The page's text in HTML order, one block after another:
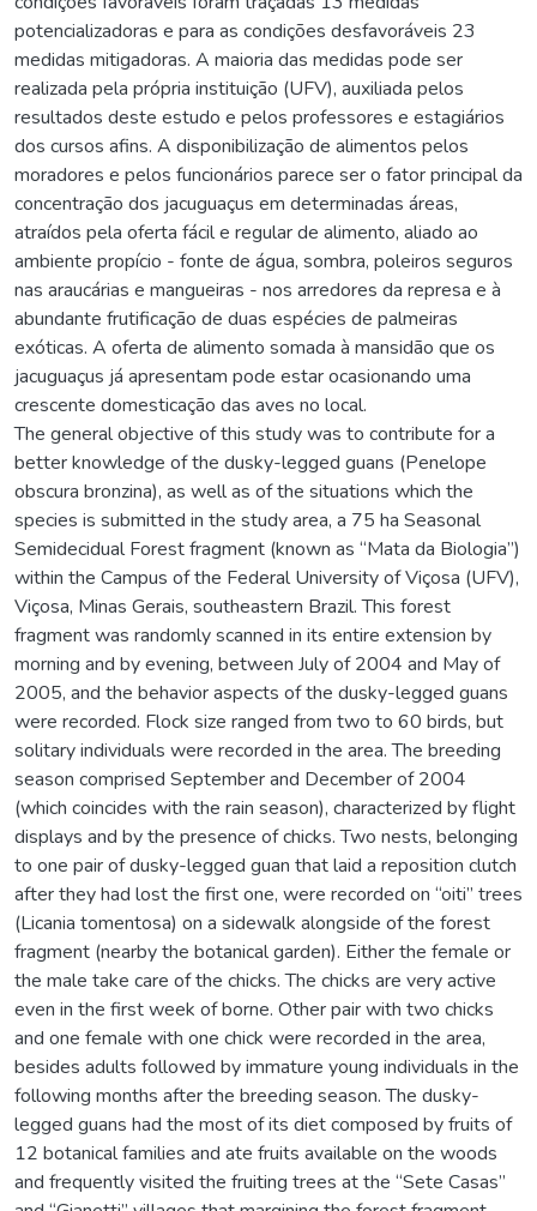
potencializadoras e para as condições desfavoráveis 23
medidas mitigadoras. A maioria das medidas pode ser
realizada pela própria instituição (UFV), auxiliada pelos
resultados deste estudo e pelos professores e estagiários
dos cursos afins. A disponibilização de alimentos pelos
moradores e pelos funcionários parece ser o fator principal da
concentração dos jacuguaçus em determinadas áreas,
atraídos pela oferta fácil e regular de alimento, aliado ao
ambiente propício - fonte de água, sombra, poleiros seguros
nas araucárias e mangueiras - nos arredores da represa e à
abundante frutificação de duas espécies de palmeiras
exóticas. A oferta de alimento somada à mansidão que os
jacuguaçus já apresentam pode estar ocasionando uma
crescente domesticação das aves no local.
The general objective of this study was to contribute for a
better knowledge of the dusky-legged guans (Penelope
obscura bronzina), as well as of the situations which the
species is submitted in the study area, a 75 ha Seasonal
Semidecidual Forest fragment (known as “Mata da Biologia”)
within the Campus of the Federal University of Viçosa (UFV),
Viçosa, Minas Gerais, southeastern Brazil. This forest
fragment was randomly scanned in its entire extension by
morning and by evening, between July of 2004 and May of
2005, and the behavior aspects of the dusky-legged guans
were recorded. Flock size ranged from two to 60 birds, but
solitary individuals were recorded in the area. The breeding
season comprised September and December of 2004
(which coincides with the rain season), characterized by flight
displays and by the presence of chicks. Two nests, belonging
to one pair of dusky-legged guan that laid a reposition clutch
after they had lost the first one, were recorded on “oiti” trees
(Licania tomentosa) on a sidewalk alongside of the forest
fragment (nearby the botanical garden). Either the female or
the male take care of the chicks. The chicks are very active
even in the first week of borne. Other pair with two chicks
and one female with one chick were recorded in the area,
besides adults followed by immature young individuals in the
following months after the breeding season. The dusky-
legged guans had the most of its diet composed by fruits of
12 botanical families and ate fruits available on the woods
and frequently visited the fruiting trees at the “Sete Casas”